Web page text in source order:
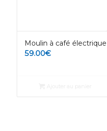
Moulin à café électrique
59.00€